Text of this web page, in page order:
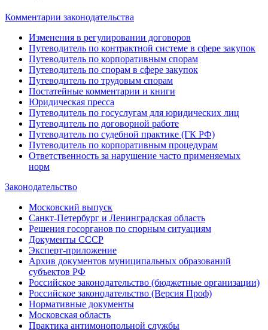
Комментарии законодательства
Изменения в регулировании договоров
Путеводитель по контрактной системе в сфере закупок
Путеводитель по корпоративным спорам
Путеводитель по спорам в сфере закупок
Путеводитель по трудовым спорам
Постатейные комментарии и книги
Юридическая пресса
Путеводитель по госуслугам для юридических лиц
Путеводитель по договорной работе
Путеводитель по судебной практике (ГК РФ)
Путеводитель по корпоративным процедурам
Ответственность за нарушение часто применяемых
норм
Законодательство
Московский выпуск
Санкт-Петербург и Ленинградская область
Решения госорганов по спорным ситуациям
Документы СССР
Эксперт-приложение
Архив документов муниципальных образований
субъектов РФ
Российское законодательство (бюджетные организации)
Российское законодательство (Версия Проф)
Нормативные документы
Московская область
Практика антимонопольной службы